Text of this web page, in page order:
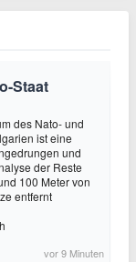
Staat
des Nato- und
ist eine
und
der Reste
100 Meter von
entfernt
vor 9 Minuten